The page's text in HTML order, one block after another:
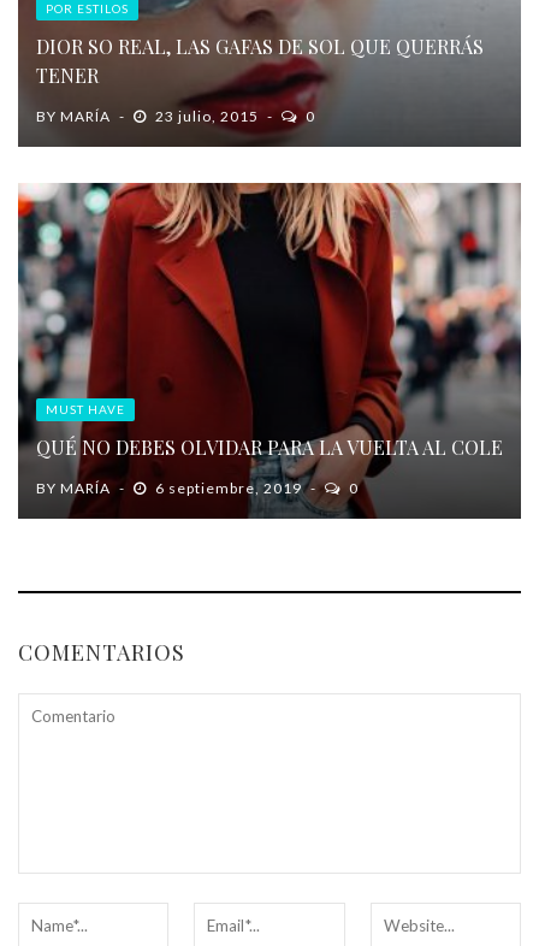
POR ESTILOS
DIOR SO REAL, LAS GAFAS DE SOL QUE QUERRÁS
TENER
BY MARÍA 23 julio, 2015 0
MUST HAVE
QUÉ NO DEBES OLVIDAR PARA LA VUELTA AL COLE
BY MARÍA 6 septiembre, 2019 0
COMENTARIOS